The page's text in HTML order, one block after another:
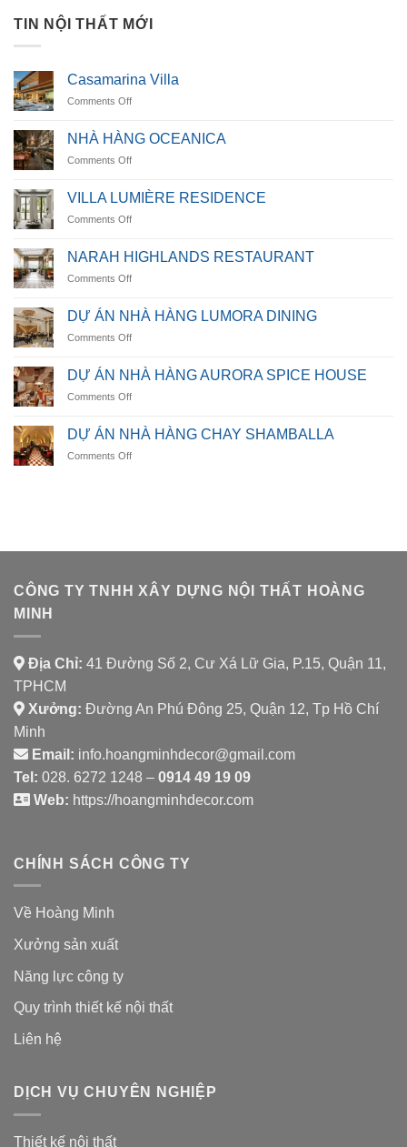
TIN NỘI THẤT MỚI
Casamarina Villa
Comments Offon
Villa
NHÀ HÀNG OCEANICA
Comments Offon
HÀNG
OCEANICA
VILLA LUMIÈRE RESIDENCE
Comments Offon
LUMIÈRE
RESIDENCE
NARAH HIGHLANDS RESTAURANT
Comments Offon
HIGHLANDS
RESTAURANT
DỰ ÁN NHÀ HÀNG LUMORA DINING
Comments Offon
ÁN
NHÀ
HÀNG
DINING
DỰ ÁN NHÀ HÀNG AURORA SPICE HOUSE
Comments Offon
ÁN
NHÀ
HÀNG
DỰ ÁN NHÀ HÀNG CHAY SHAMBALLA
Comments Offon
CÔNG TY TNHH XÂY DỰNG NỘI THẤT HOÀNG
MINH
Địa Chỉ: 41 Đường Số 2, Cư Xá Lữ Gia, P.15, Quận 11,
TPHCM
Xưởng: Đường An Phú Đông 25, Quận 12, Tp Hồ Chí
Minh
Email: info.hoangminhdecor@gmail.com
Tel: 028. 6272 1248 – 0914 49 19 09
Web: https://hoangminhdecor.com
CHÍNH SÁCH CÔNG TY
Về Hoàng Minh
Xưởng sản xuất
Năng lực công ty
Quy trình thiết kế nội thất
Liên hệ
DỊCH VỤ CHUYÊN NGHIỆP
Thiết kế nội thất